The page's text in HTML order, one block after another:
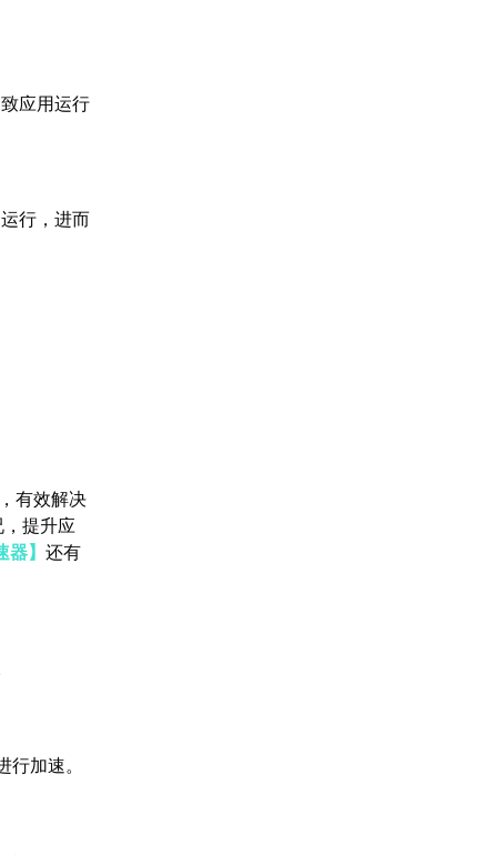
应用运行
行，进而
有效解决
提升应
器】还有
加速。